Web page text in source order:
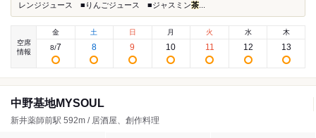
レンジジュース ■りんごジュース ■ジャスミン茶
空席
情報
金
8/7
土
8
日
9
月
10
火
11
水
12
木
13
中野基地MYSOUL
新井薬師前駅 592m / 居酒屋、創作料理